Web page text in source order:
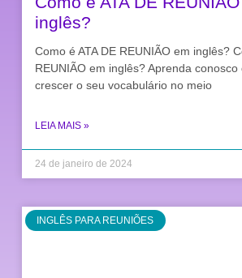
inglês?
Como é ATA DE REUNIÃO em inglês?
REUNIÃO em inglês? Aprenda
crescer o seu vocabulário no meio
LEIA MAIS »
24 de janeiro de 2024
INGLÊS PARA REUNIÕES